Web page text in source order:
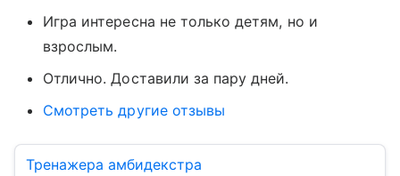
Игра интересна не только детям, но и
взрослым.
Отлично. Доставили за пару дней.
Смотреть другие отзывы
Тренажера амбидекстра